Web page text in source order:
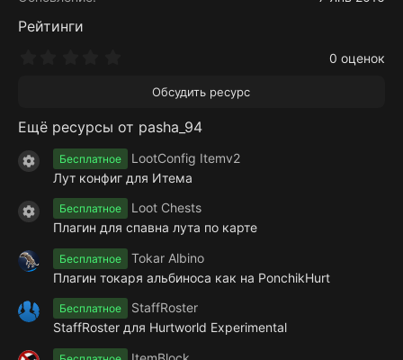
Рейтинги
в
з
д
0 оценок
Обсудить ресурс
Ещё ресурсы от pasha_94
Иконка ресурса
Бесплатное
LootConfig Itemv2
Лут конфиг для Итема
Иконка ресурса
Бесплатное
Loot Chests
Плагин для спавна лута по карте
Бесплатное
Tokar Albino
Плагин токаря альбиноса как на PonchikHurt
Бесплатное
StaffRoster
StaffRoster для Hurtworld Experimental